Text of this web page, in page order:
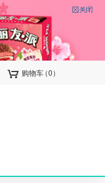
 购物车（0）